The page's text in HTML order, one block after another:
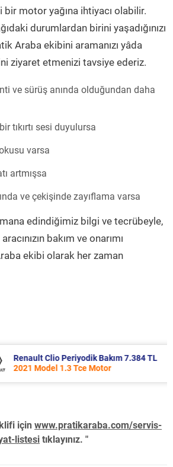
bir motor yağına ihtiyacı olabilir.
durumlardan birini yaşadığınızı
Araba ekibini aramanızı yâda
ziyaret etmenizi tavsiye ederiz.
ve sürüş anında olduğundan daha
tıkırtı sesi duyulursa
varsa
artmışsa
ve çekişinde zayıflama varsa
edindiğimiz bilgi ve tecrübeyle,
aracınızın bakım ve onarımı
ekibi olarak her zaman
Clio Periyodik Bakım 7.384 TL
1.3 Tce Motor
için www.pratikaraba.com/servis-
listesi tıklayınız. "